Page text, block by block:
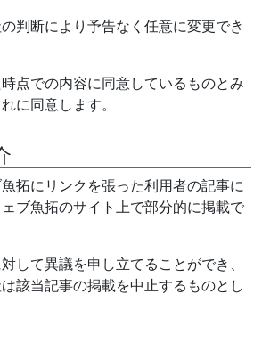
判断により予告なく任意に変更でき
点での内容に同意しているものとみ
に同意します。
拓にリンクを張った利用者の記事に
ブ魚拓のサイト上で部分的に掲載で
して異議を申し立てることができ、
該当記事の掲載を中止するものとし